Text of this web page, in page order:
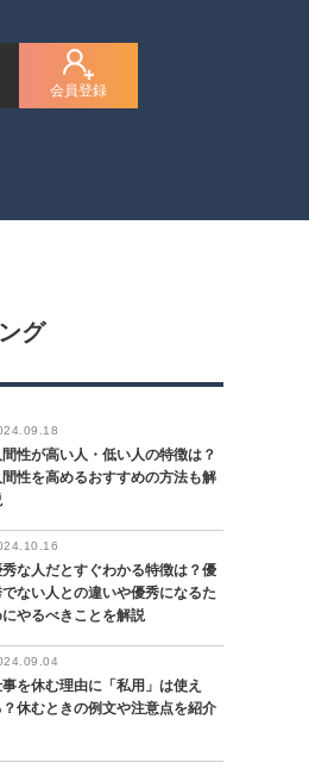
会員登録
グ
間性が高い人・低い人の特徴は？
間性を高めるおすすめの方法も解
な人だとすぐわかる特徴は？優
ない人との違いや優秀になるた
やるべきことを解説
を休む理由に「私用」は使え
？休むときの例文や注意点を紹介